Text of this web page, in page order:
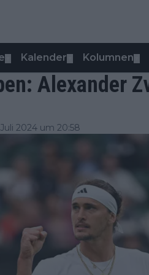
Kalender Kolumnen
Alexander
2024 um 20:58